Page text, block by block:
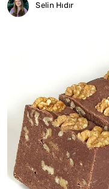
Selin Hıdır